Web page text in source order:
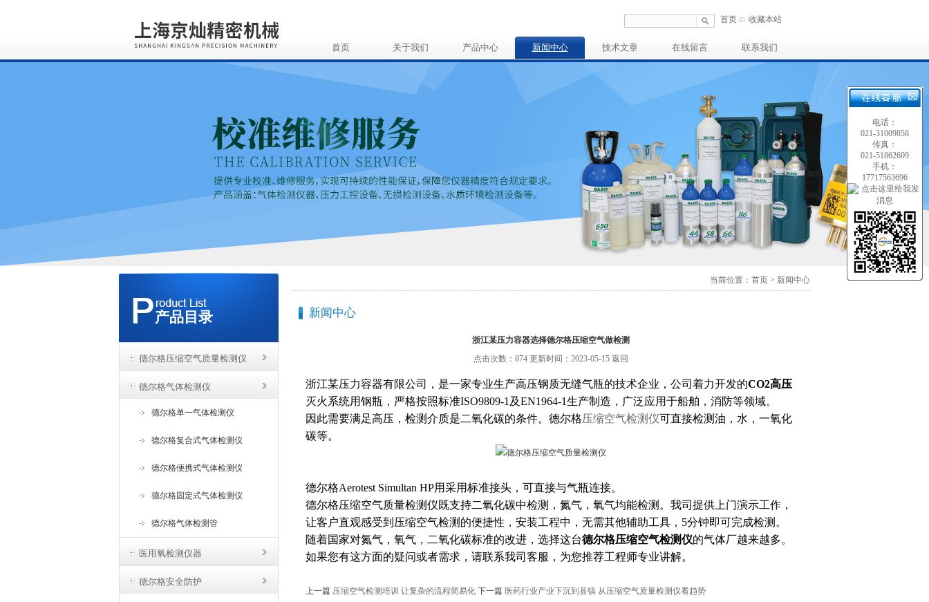
首页 收藏本站
首页 关于我们 产品中心 新闻中心 技术文章 在线留言 联系我们
产品目录
德尔格压缩空气质量检测仪
德尔格气体检测仪
德尔格单一气体检测仪
德尔格复合式气体检测仪
德尔格便携式气体检测仪
德尔格固定式气体检测仪
德尔格气体检测管
医用氧检测仪器
德尔格安全防护
当前位置：首页 > 新闻中心
新闻中心
浙江某压力容器选择德尔格压缩空气做检测
点击次数：874 更新时间：2023-05-15 返回
浙江某压力容器有限公司，是一家专业生产高压钢质无缝气瓶的技术企业，公司着力开发的CO2高压
灭火系统用钢瓶，严格按照标准ISO9809-1及EN1964-1生产制造，广泛应用于船舶，消防等领域。
因此需要满足高压，检测介质是二氧化碳的条件。德尔格压缩空气检测仪可直接检测油，水，一氧化
碳等。
德尔格Aerotest Simultan HP用采用标准接头，可直接与气瓶连接。
德尔格压缩空气质量检测仪既支持二氧化碳中检测，氮气，氧气均能检测。我司提供上门演示工作，
让客户直观感受到压缩空气检测的便捷性，安装工程中，无需其他辅助工具，5分钟即可完成检测。
随着国家对氮气，氧气，二氧化碳标准的改进，选择这台德尔格压缩空气检测仪的气体厂越来越多。
如果您有这方面的疑问或者需求，请联系我司客服，为您推荐工程师专业讲解。
上一篇 压缩空气检测培训 让复杂的流程简易化 下一篇 医药行业产业下沉到县镇 从压缩空气质量检测仪看趋势
电话：
021-31009858
传真：
021-51862609
手机：
17717563696